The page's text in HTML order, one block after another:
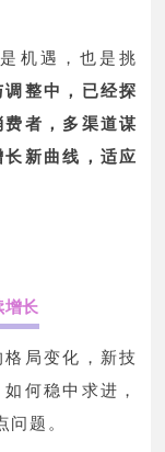
机遇，也是挑
整中，已经探
者，多渠道谋
新曲线，适应
增长
局变化，新技
何稳中求进，
题。